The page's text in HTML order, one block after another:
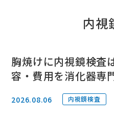
内視
胸焼けに内視鏡検査
容・費用を消化器専
2026.08.06 内視鏡検査